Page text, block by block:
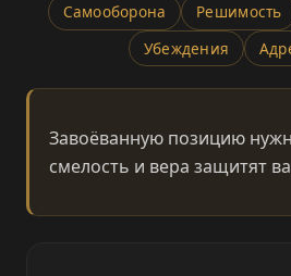
Самооборона Решимость
Убеждения
Завоёванную позицию
смелость и вера защитят